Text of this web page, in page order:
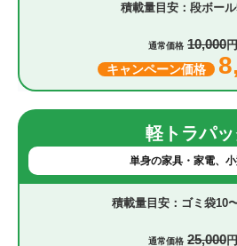
段ボー
通常価格 10,000
キャンペーン価格
軽トラパッ
単身の家具・家電、
ゴミ袋10
通常価格 25,000